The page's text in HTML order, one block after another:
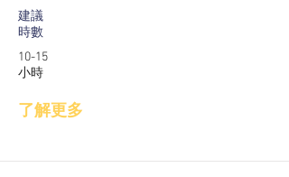
建議
時數
10-15
小時
了解更多